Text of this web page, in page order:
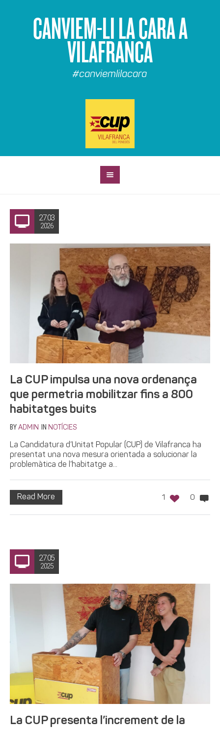
CANVIEM-LI LA CARA A
VILAFRANCA
#canviemlilacara
27.03
2026
La CUP impulsa una nova ordenança
que permetria mobilitzar fins a 800
habitatges buits
BY ADMIN IN NOTÍCIES
La Candidatura d’Unitat Popular (CUP) de Vilafranca ha
presentat una nova mesura orientada a solucionar la
problemàtica de l’habitatge a...
1 0
Read More
27.05
2025
La CUP presenta l’increment de la